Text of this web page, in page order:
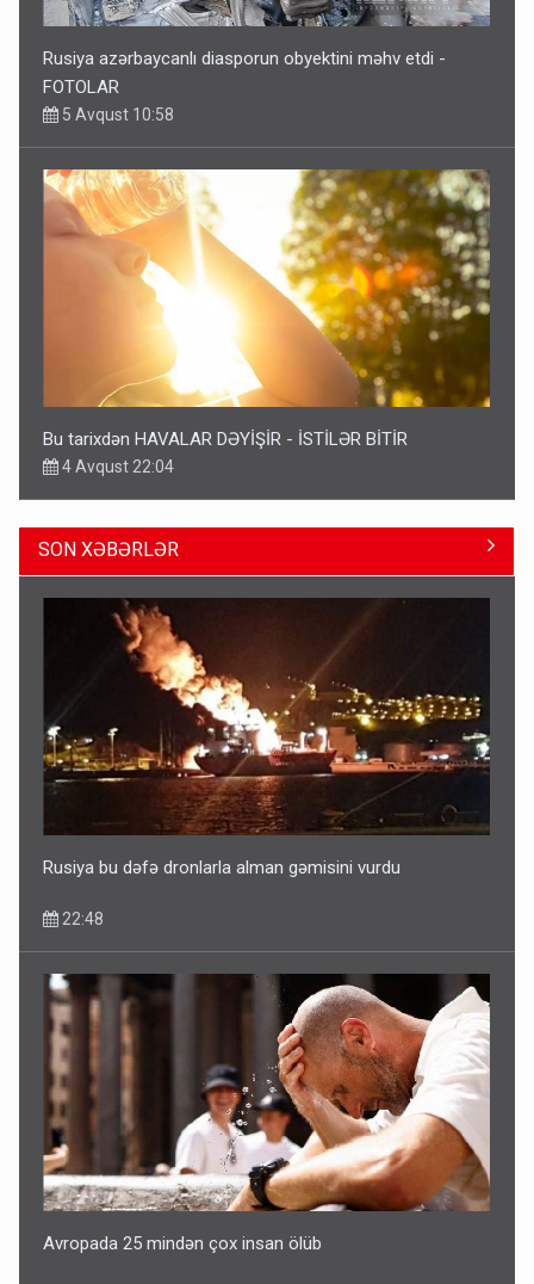
Rusiya azərbaycanlı diasporun obyektini məhv etdi -
FOTOLAR
5 Avqust 10:58
Bu tarixdən HAVALAR DƏYİŞİR - İSTİLƏR BİTİR
4 Avqust 22:04
ŞOK! David Seliverstov ölkədən qaçdı
Bu ölkələrə şəxsiyyət vəsiqəsi ilə gedə biləcəksiniz -
SİYAHI
10:53
SON XƏBƏRLƏR
Rusiya bu dəfə dronlarla alman gəmisini vurdu
22:48
Avropada 25 mindən çox insan ölüb